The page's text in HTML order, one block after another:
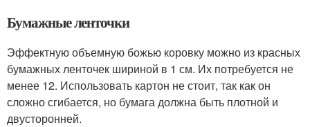
Бумажные ленточки
Эффектную объемную божью коровку можно из красных
бумажных ленточек шириной в 1 см. Их потребуется не
менее 12. Использовать картон не стоит, так как он
сложно сгибается, но бумага должна быть плотной и
двусторонней.